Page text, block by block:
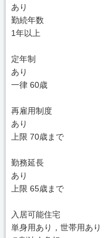
あり
勤続年数
1年以上
定年制
あり
一律 60歳
再雇用制度
あり
上限 70歳まで
勤務延長
あり
上限 65歳まで
入居可能住宅
単身用あり，世帯用あり